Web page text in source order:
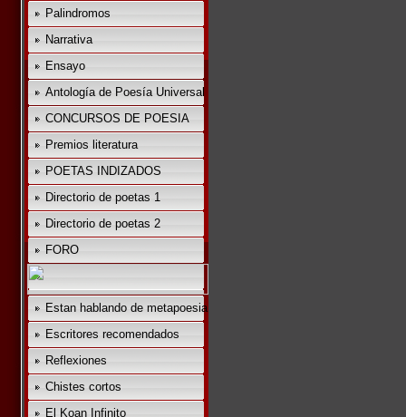
Palindromos
Narrativa
Ensayo
Antología de Poesía Universal
CONCURSOS DE POESIA
Premios literatura
POETAS INDIZADOS
Directorio de poetas 1
Directorio de poetas 2
FORO
Estan hablando de metapoesia
Escritores recomendados
Reflexiones
Chistes cortos
El Koan Infinito